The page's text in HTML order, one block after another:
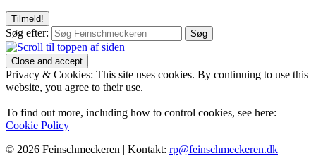
Søg efter:
Privacy & Cookies: This site uses cookies. By continuing to use this
website, you agree to their use.
To find out more, including how to control cookies, see here:
Cookie Policy
© 2026 Feinschmeckeren | Kontakt: rp@feinschmeckeren.dk